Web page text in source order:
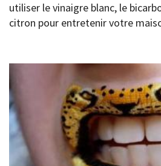
utiliser le vinaigre blanc, le
citron pour entretenir votre